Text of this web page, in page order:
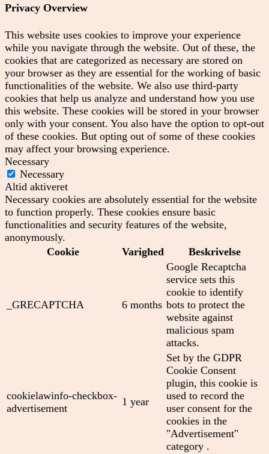
Privacy Overview
This website uses cookies to improve your experience
while you navigate through the website. Out of these, the
cookies that are categorized as necessary are stored on
your browser as they are essential for the working of basic
functionalities of the website. We also use third-party
cookies that help us analyze and understand how you use
this website. These cookies will be stored in your browser
only with your consent. You also have the option to opt-out
of these cookies. But opting out of some of these cookies
may affect your browsing experience.
Necessary
Necessary
Altid aktiveret
Necessary cookies are absolutely essential for the website
to function properly. These cookies ensure basic
functionalities and security features of the website,
anonymously.
Cookie
Varighed Beskrivelse
_GRECAPTCHA 6 months
Google Recaptcha
service sets this
cookie to identify
bots to protect the
website against
malicious spam
attacks.
cookielawinfo-checkbox-
advertisement
1 year
Set by the GDPR
Cookie Consent
plugin, this cookie is
used to record the
user consent for the
cookies in the
"Advertisement"
category .